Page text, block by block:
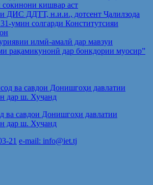
сокинони кишвар аст
ДИС ДДТТ, н.и.и., дотсент Ҷалилзода
умин солгарди Конститутсияи
илмӣ-амалӣ дар мавзуи
рақамикунонӣ дар бонкдории муосир”
ва савдои Донишгоҳи давлатии
дар ш. Хуҷанд
21 e-mail: info@iet.tj